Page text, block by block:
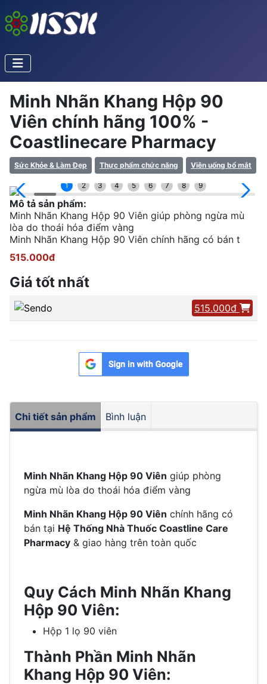
Minh Nhãn Khang Hộp 90
Viên chính hãng 100% -
Coastlinecare Pharmacy
Sức Khỏe & Làm Đẹp Thực phẩm chức năng Viên uống bổ mắt
1 2 3 4 5 6 7 8 9
Mô tả sản phẩm:
Minh Nhãn Khang Hộp 90 Viên giúp phòng ngừa mù
lòa do thoái hóa điểm vàng
Minh Nhãn Khang Hộp 90 Viên chính hãng có bán t
515.000đ
Giá tốt nhất
515.000đ
Chi tiết sản phẩm Bình luận
Minh Nhãn Khang Hộp 90 Viên giúp phòng
ngừa mù lòa do thoái hóa điểm vàng
Minh Nhãn Khang Hộp 90 Viên chính hãng có
bán tại Hệ Thống Nhà Thuốc Coastline Care
Pharmacy & giao hàng trên toàn quốc
Quy Cách Minh Nhãn Khang
Hộp 90 Viên:
Hộp 1 lọ 90 viên
Thành Phần Minh Nhãn
Khang Hộp 90 Viên: